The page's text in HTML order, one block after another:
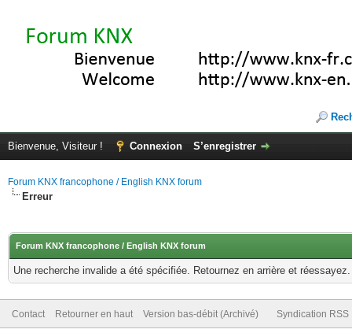
Bienvenue, Visiteur ! Connexion S’enregistrer
Forum KNX francophone / English KNX forum
Erreur
Forum KNX francophone / English KNX forum
Une recherche invalide a été spécifiée. Retournez en arrière et réessayez.
Contact Retourner en haut Version bas-débit (Archivé) Syndication RSS